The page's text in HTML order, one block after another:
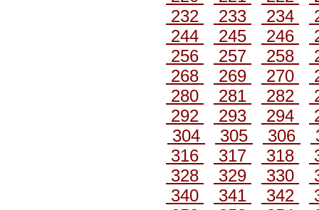
232
233 234
244
245 246
256
257 258
268
269 270
280
281 282
292
293 294
304
305 306
316
317 318
328
329 330
340
341 342